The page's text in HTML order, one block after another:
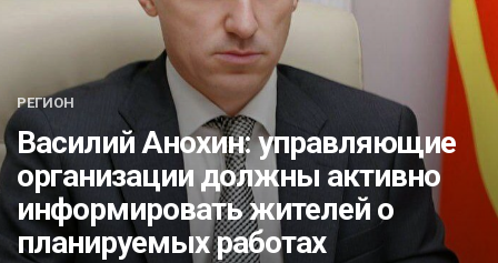
Неожиданный ракурс
Люди родного края
Акция
К 70-летию районного Дома культуры
Конкурс
Люди родного края
РЕГИОН
Василий Анохин: управляющие
организации должны активно
информировать жителей о
планируемых работах